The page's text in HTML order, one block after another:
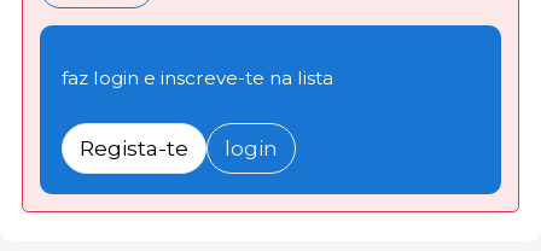
faz login e inscreve-te na lista
Regista-te login